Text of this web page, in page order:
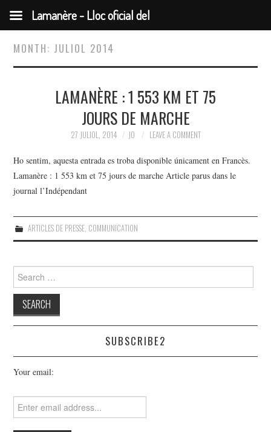
MONTH: JULIOL 2014
LAMANÈRE : 1 553 KM ET 75
JOURS DE MARCHE
27 JULIOL, 2014 JO LEAVE A COMMENT
Ho sentim, aquesta entrada es troba disponible únicament en Francès.
Lamanère : 1 553 km et 75 jours de marche Article parus dans le
journal l’Indépendant
ARTICLES DE PRESSE, COMMUNICATION
for:
SUBSCRIBE2
Your email:
Lamanère - Lloc oficial del
municipi